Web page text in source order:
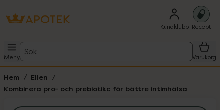
Kundklubb Recept
Meny
Sök
Varukorg
Hem
Ellen
Kombinera pro- och prebiotika för bättre intimhälsa